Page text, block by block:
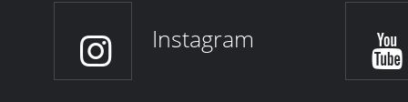
Instagram